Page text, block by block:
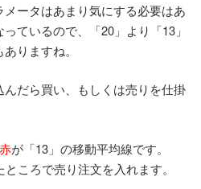
ータはあまり気にする必要はあ
ているので、「20」より「13」
りますね。
だら買い、もしくは売りを仕掛
赤が「13」の移動平均線です。
ころで売り注文を入れます。